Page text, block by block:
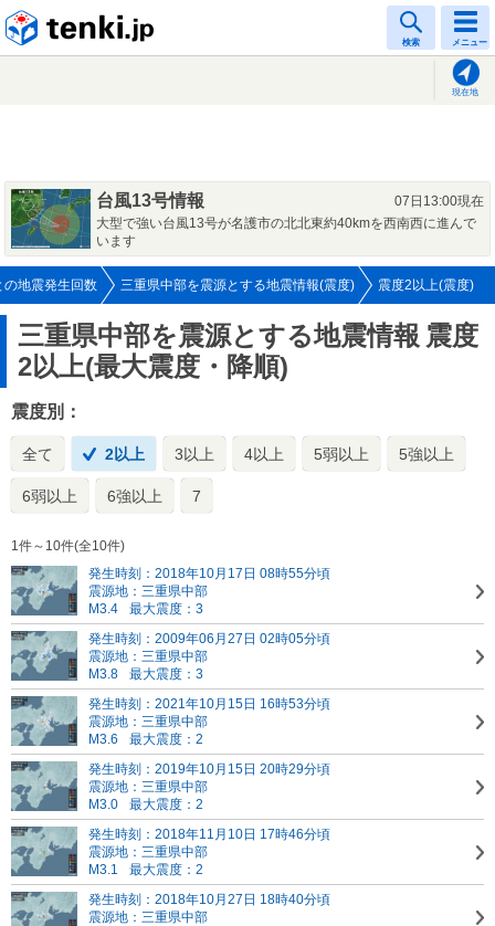
検索 メニュー
現在地
台風13号情報
07日13:00現在
大型で強い台風13号が名護市の北北東約40kmを西南西に進んで
います
の地震発生回数 三重県中部を震源とする地震情報(震度) 震度2以上(震度)
三重県中部を震源とする地震情報 震度
2以上(最大震度・降順)
震度別：
全て 2以上 3以上 4以上 5弱以上 5強以上
6弱以上 6強以上 7
1件～10件(全10件)
発生時刻：2018年10月17日 08時55分頃
震源地：三重県中部
M3.4
最大震度：3
発生時刻：2009年06月27日 02時05分頃
震源地：三重県中部
M3.8
最大震度：3
発生時刻：2021年10月15日 16時53分頃
震源地：三重県中部
M3.6
最大震度：2
発生時刻：2019年10月15日 20時29分頃
震源地：三重県中部
M3.0
最大震度：2
発生時刻：2018年11月10日 17時46分頃
震源地：三重県中部
M3.1
最大震度：2
発生時刻：2018年10月27日 18時40分頃
震源地：三重県中部